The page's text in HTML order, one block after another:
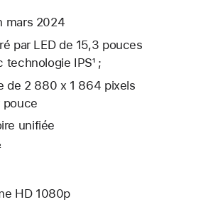
mars 2024
par LED de 15,3 pouces
technologie IPS¹ ;
de 2 880 x 1 864 pixels
pouce
unifiée
HD 1080p